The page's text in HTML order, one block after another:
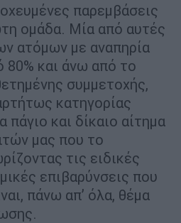
παρεμβάσεις
ομάδα. Μία από αυτές
ατόμων με αναπηρία
και άνω από το
συμμετοχής,
κατηγορίας
και δίκαιο αίτημα
μας που το
τις ειδικές
επιβαρύνσεις που
πάνω απ’ όλα, θέμα